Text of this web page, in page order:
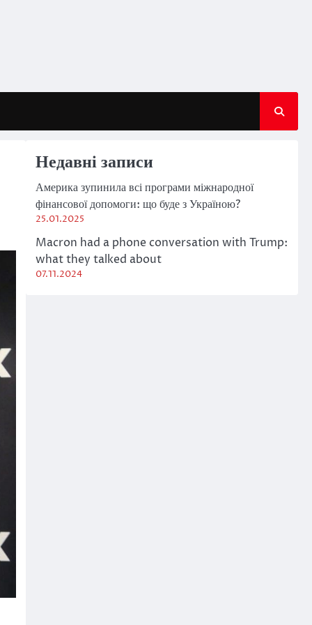
Недавні записи
Америка зупинила всі програми міжнародної
фінансової допомоги: що буде з Україною?
25.01.2025
Macron had a phone conversation with Trump:
what they talked about
07.11.2024